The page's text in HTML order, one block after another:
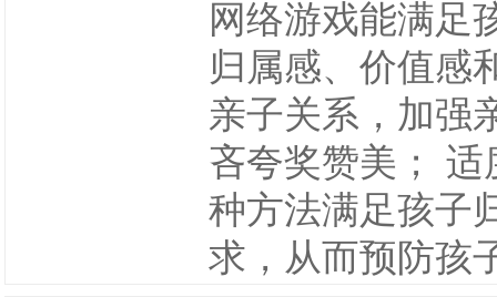
网络游戏能满足
归属感、价值感
亲子关系，加强
吝夸奖赞美；
种方法满足孩子
求，从而预防孩